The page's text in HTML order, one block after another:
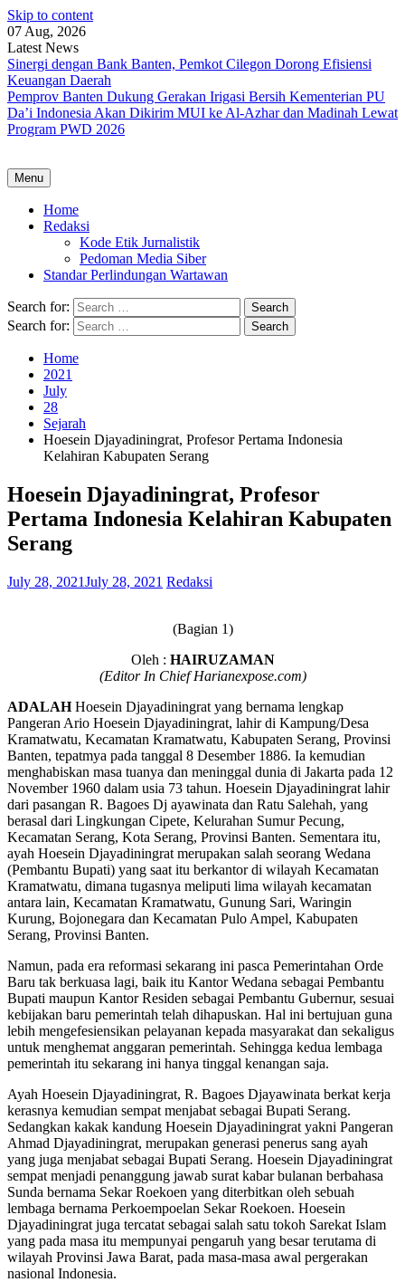
Skip to content
07 Aug, 2026
Latest News
Sinergi dengan Bank Banten, Pemkot Cilegon Dorong Efisiensi
Keuangan Daerah
Pemprov Banten Dukung Gerakan Irigasi Bersih Kementerian PU
Da’i Indonesia Akan Dikirim MUI ke Al-Azhar dan Madinah Lewat
Program PWD 2026
Menu
Home
Redaksi
Kode Etik Jurnalistik
Pedoman Media Siber
Standar Perlindungan Wartawan
Search for:
Search for:
Home
2021
July
28
Sejarah
Hoesein Djayadiningrat, Profesor Pertama Indonesia
Kelahiran Kabupaten Serang
Hoesein Djayadiningrat, Profesor
Pertama Indonesia Kelahiran Kabupaten
Serang
July 28, 2021July 28, 2021 Redaksi
(Bagian 1)
Oleh : HAIRUZAMAN
(Editor In Chief Harianexpose.com)
ADALAHHoesein Djayadiningrat yang bernama lengkap
Pangeran Ario Hoesein Djayadiningrat, lahir di Kampung/Desa
Kramatwatu, Kecamatan Kramatwatu, Kabupaten Serang, Provinsi
Banten, tepatmya pada tanggal 8 Desember 1886. Ia kemudian
menghabiskan masa tuanya dan meninggal dunia di Jakarta pada 12
November 1960 dalam usia 73 tahun. Hoesein Djayadiningrat lahir
dari pasangan R. Bagoes Dj ayawinata dan Ratu Salehah, yang
berasal dari Lingkungan Cipete, Kelurahan Sumur Pecung,
Kecamatan Serang, Kota Serang, Provinsi Banten. Sementara itu,
ayah Hoesein Djayadiningrat merupakan salah seorang Wedana
(Pembantu Bupati) yang saat itu berkantor di wilayah Kecamatan
Kramatwatu, dimana tugasnya meliputi lima wilayah kecamatan
antara lain, Kecamatan Kramatwatu, Gunung Sari, Waringin
Kurung, Bojonegara dan Kecamatan Pulo Ampel, Kabupaten
Serang, Provinsi Banten.
Namun, pada era reformasi sekarang ini pasca Pemerintahan Orde
Baru tak berkuasa lagi, baik itu Kantor Wedana sebagai Pembantu
Bupati maupun Kantor Residen sebagai Pembantu Gubernur, sesuai
kebijakan baru pemerintah telah dihapuskan. Hal ini bertujuan guna
lebih mengefesiensikan pelayanan kepada masyarakat dan sekaligus
untuk menghemat anggaran pemerintah. Sehingga kedua lembaga
pemerintah itu sekarang ini hanya tinggal kenangan saja.
Ayah Hoesein Djayadiningrat, R. Bagoes Djayawinata berkat kerja
kerasnya kemudian sempat menjabat sebagai Bupati Serang.
Sedangkan kakak kandung Hoesein Djayadiningrat yakni Pangeran
Ahmad Djayadiningrat, merupakan generasi penerus sang ayah
yang juga menjabat sebagai Bupati Serang. Hoesein Djayadiningrat
sempat menjadi penanggung jawab surat kabar bulanan berbahasa
Sunda bernama Sekar Roekoen yang diterbitkan oleh sebuah
lembaga bernama Perkoempoelan Sekar Roekoen. Hoesein
Djayadiningrat juga tercatat sebagai salah satu tokoh Sarekat Islam
yang pada masa itu mempunyai pengaruh yang besar terutama di
wilayah Provinsi Jawa Barat, pada masa-masa awal pergerakan
nasional Indonesia.